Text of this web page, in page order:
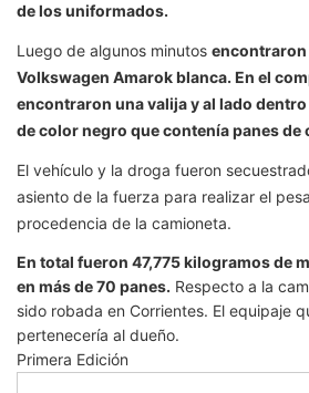
de los uniformados.
Luego de algunos minutos encontraron
Volkswagen Amarok blanca. En el
encontraron una valija y al lado
de color negro que contenía panes de
El vehículo y la droga fueron
asiento de la fuerza para realizar el
procedencia de la camioneta.
En total fueron 47,775 kilogramos de
en más de 70 panes. Respecto a la
sido robada en Corrientes. El equipaje
pertenecería al dueño.
Primera Edición